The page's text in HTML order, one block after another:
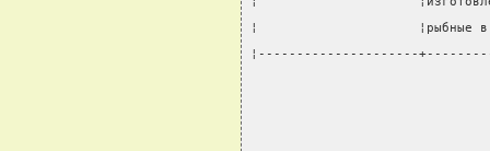
¦                     ¦рыбные
¦---------------------